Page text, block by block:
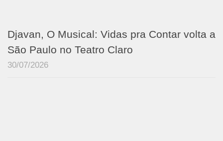
Djavan, O Musical: Vidas pra Contar volta a
São Paulo no Teatro Claro
30/07/2026